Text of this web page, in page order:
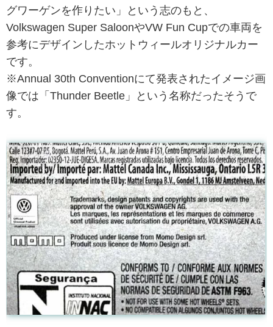
グワーゲンを作りたい」という志のもと、
Volkswagen Super SaloonやVW Fun Cupでの車両を
参考にデザインしたホットウィールオリジナルカー
です。
※Annual 30th Conventionにて発表されたイメージ画
像では「Thunder Beetle」という名称だったそうで
す。